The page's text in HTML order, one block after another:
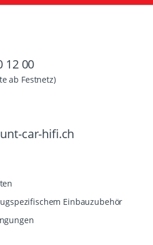
12 00
ab Festnetz)
car-hifi.ch
Einbauzubehör